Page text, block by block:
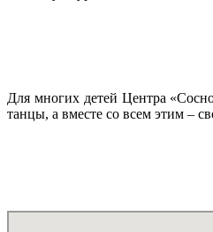
Для многих детей Центра
танцы, а вместе со всем этим –